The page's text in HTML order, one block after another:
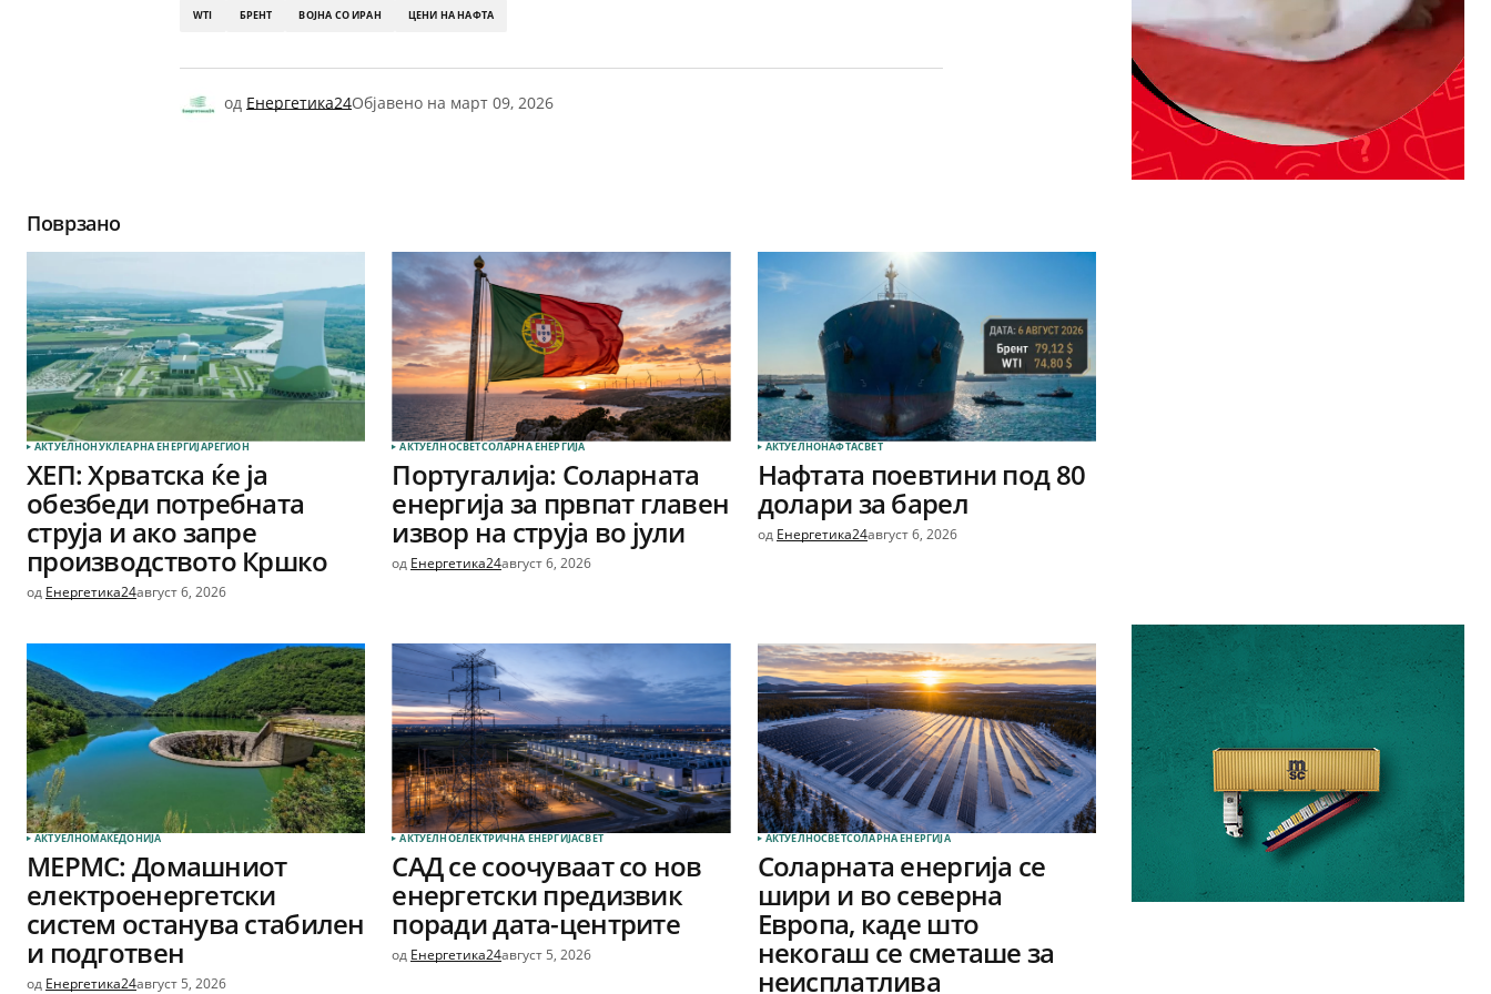
WTI БРЕНТ ВОЈНА СО ИРАН ЦЕНИ НА НАФТА
од Енергетика24Објавено на март 09, 2026
Поврзано
АКТУЕЛНОНУКЛЕАРНА ЕНЕРГИЈАРЕГИОН
ХЕП: Хрватска ќе ја
обезбеди потребната
струја и ако запре
производството Кршко
од Енергетика24август 6, 2026
АКТУЕЛНОСВЕТСОЛАРНА EНЕРГИЈА
Португалија: Соларната
енергија за првпат главен
извор на струја во јули
од Енергетика24август 6, 2026
АКТУЕЛНОНАФТАСВЕТ
Нафтата поевтини под 80
долари за барел
од Енергетика24август 6, 2026
АКТУЕЛНОМАКЕДОНИЈА
МЕРМС: Домашниот
електроенергетски
систем останува стабилен
и подготвен
од Енергетика24август 5, 2026
АКТУЕЛНОЕЛЕКТРИЧНА ЕНЕРГИЈАСВЕТ
САД се соочуваат со нов
енергетски предизвик
поради дата-центрите
од Енергетика24август 5, 2026
АКТУЕЛНОСВЕТСОЛАРНА EНЕРГИЈА
Соларната енергија се
шири и во северна
Европа, каде што
некогаш се сметаше за
неисплатлива